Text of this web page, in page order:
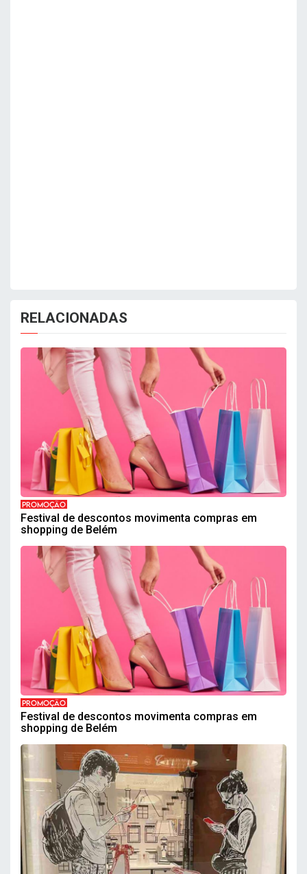
RELACIONADAS
PROMOÇÃO
Festival de descontos movimenta compras em
shopping de Belém
PROMOÇÃO
Festival de descontos movimenta compras em
shopping de Belém